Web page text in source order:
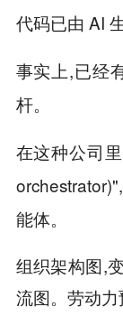
代码已由 AI 生
事实上,已经
杆。
在这种公司
能体。
组织架构图,
流图。劳动力